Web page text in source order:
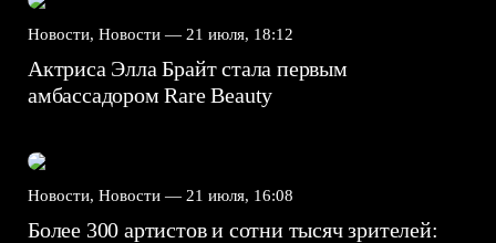
Новости, Новости — 21 июля, 18:12
Актриса Элла Брайт стала первым
амбассадором Rare Beauty
Новости, Новости — 21 июля, 16:08
Более 300 артистов и сотни тысяч зрителей: